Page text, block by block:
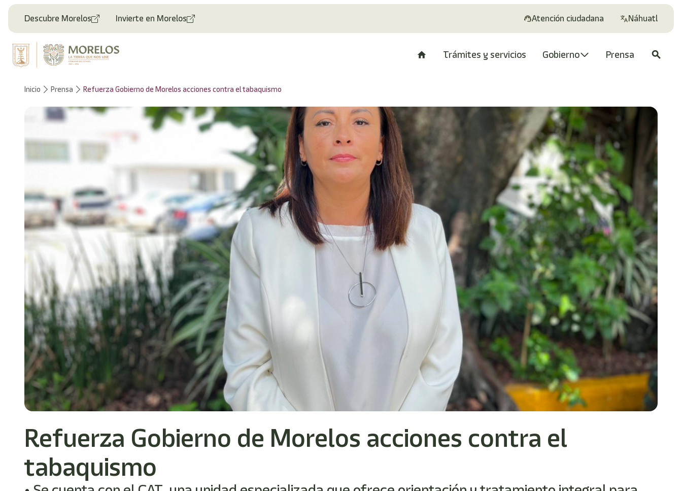
Descubre Morelos Invierte en Morelos Atención ciudadana Náhuatl
Trámites y servicios Gobierno Prensa search
Inicio Prensa Refuerza Gobierno de Morelos acciones contra el tabaquismo
Refuerza Gobierno de Morelos acciones contra el
tabaquismo